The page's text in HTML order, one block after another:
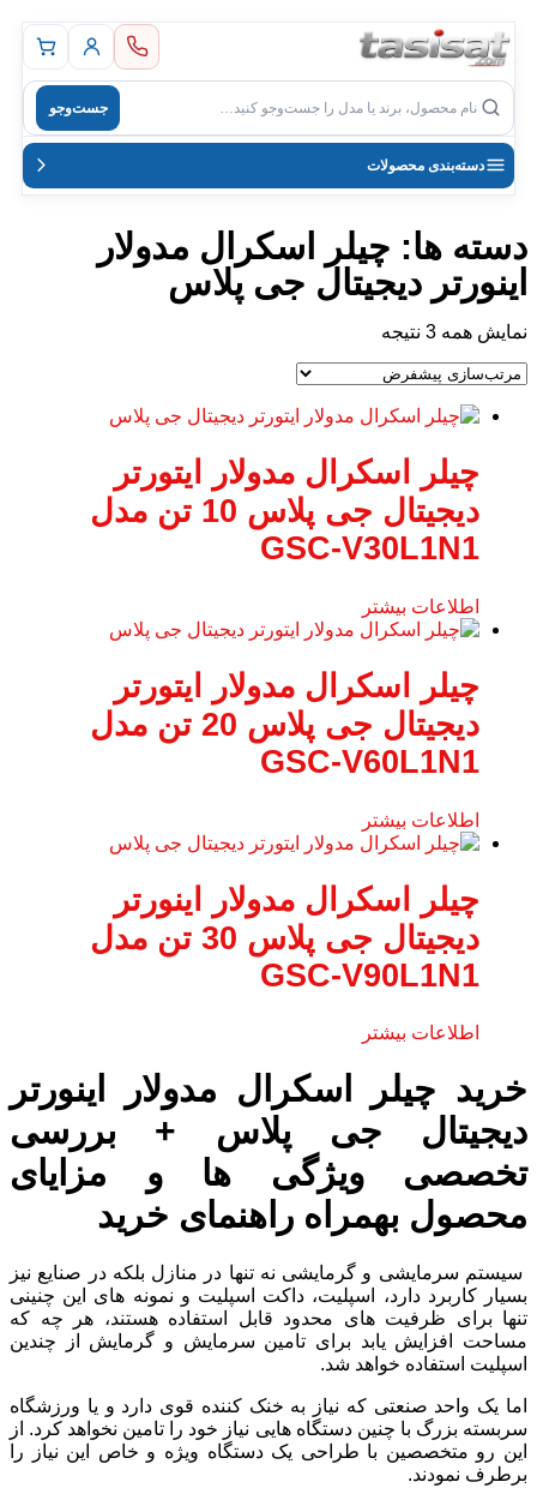
جست‌وجو
دسته‌بندی محصولات
دسته ها: چیلر اسکرال مدولار
اینورتر دیجیتال جی پلاس
نمایش همه 3 نتیجه
چیلر اسکرال مدولار ایتورتر
دیجیتال جی پلاس 10 تن مدل
GSC-V30L1N1
اطلاعات بیشتر
چیلر اسکرال مدولار ایتورتر
دیجیتال جی پلاس 20 تن مدل
GSC-V60L1N1
اطلاعات بیشتر
چیلر اسکرال مدولار اینورتر
دیجیتال جی پلاس 30 تن مدل
GSC-V90L1N1
اطلاعات بیشتر
خرید چیلر اسکرال مدولار اینورتر
دیجیتال جی پلاس + بررسی
تخصصی ویژگی ها و مزایای
محصول بهمراه راهنمای خرید
سیستم سرمایشی و گرمایشی نه تنها در منازل بلکه در صنایع نیز
بسیار کاربرد دارد، اسپلیت، داکت اسپلیت و نمونه های این چنینی
تنها برای ظرفیت های محدود قابل استفاده هستند، هر چه که
مساحت افزایش یابد برای تامین سرمایش و گرمایش از چندین
اسپلیت استفاده خواهد شد.
اما یک واحد صنعتی که نیاز به خنک کننده قوی دارد و یا ورزشگاه
سربسته بزرگ با چنین دستگاه هایی نیاز خود را تامین نخواهد کرد. از
این رو متخصصین با طراحی یک دستگاه ویژه و خاص این نیاز را
برطرف نمودند.